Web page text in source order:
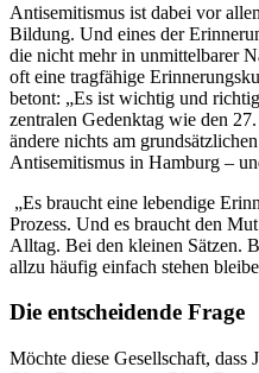
Antisemitismus ist dabei vor
Bildung. Und eines der
die nicht mehr in unmittelbarer
oft eine tragfähige
betont: „Es ist wichtig und
zentralen Gedenktag wie den
ändere nichts am
Antisemitismus in Hamburg –
„Es braucht eine lebendige
Prozess. Und es braucht den
Alltag. Bei den kleinen Sätzen.
allzu häufig einfach stehen
Die entscheidende Frage
Möchte diese Gesellschaft, dass